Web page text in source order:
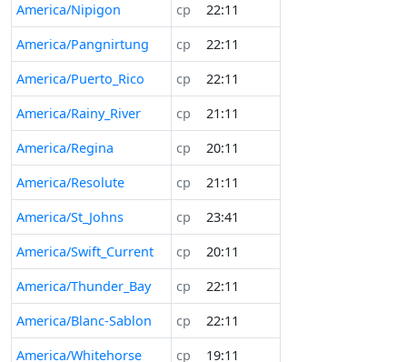
America/Nipigon
ср
22:11
America/Pangnirtung
ср
22:11
America/Puerto_Rico
ср
22:11
America/Rainy_River
ср
21:11
America/Regina
ср
20:11
America/Resolute
ср
21:11
America/St_Johns
ср
23:41
America/Swift_Current
ср
20:11
America/Thunder_Bay
ср
22:11
America/Blanc-Sablon
ср
22:11
America/Whitehorse
ср 19:11